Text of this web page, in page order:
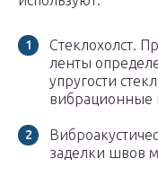
Стеклохолст.
ленты
упругости
вибрационные
заделки швов